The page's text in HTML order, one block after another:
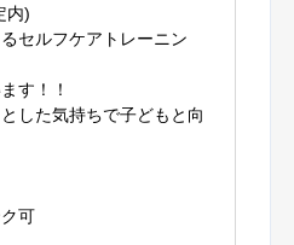
内)
セルフケアトレーニン
す！！
した気持ちで子どもと向
可